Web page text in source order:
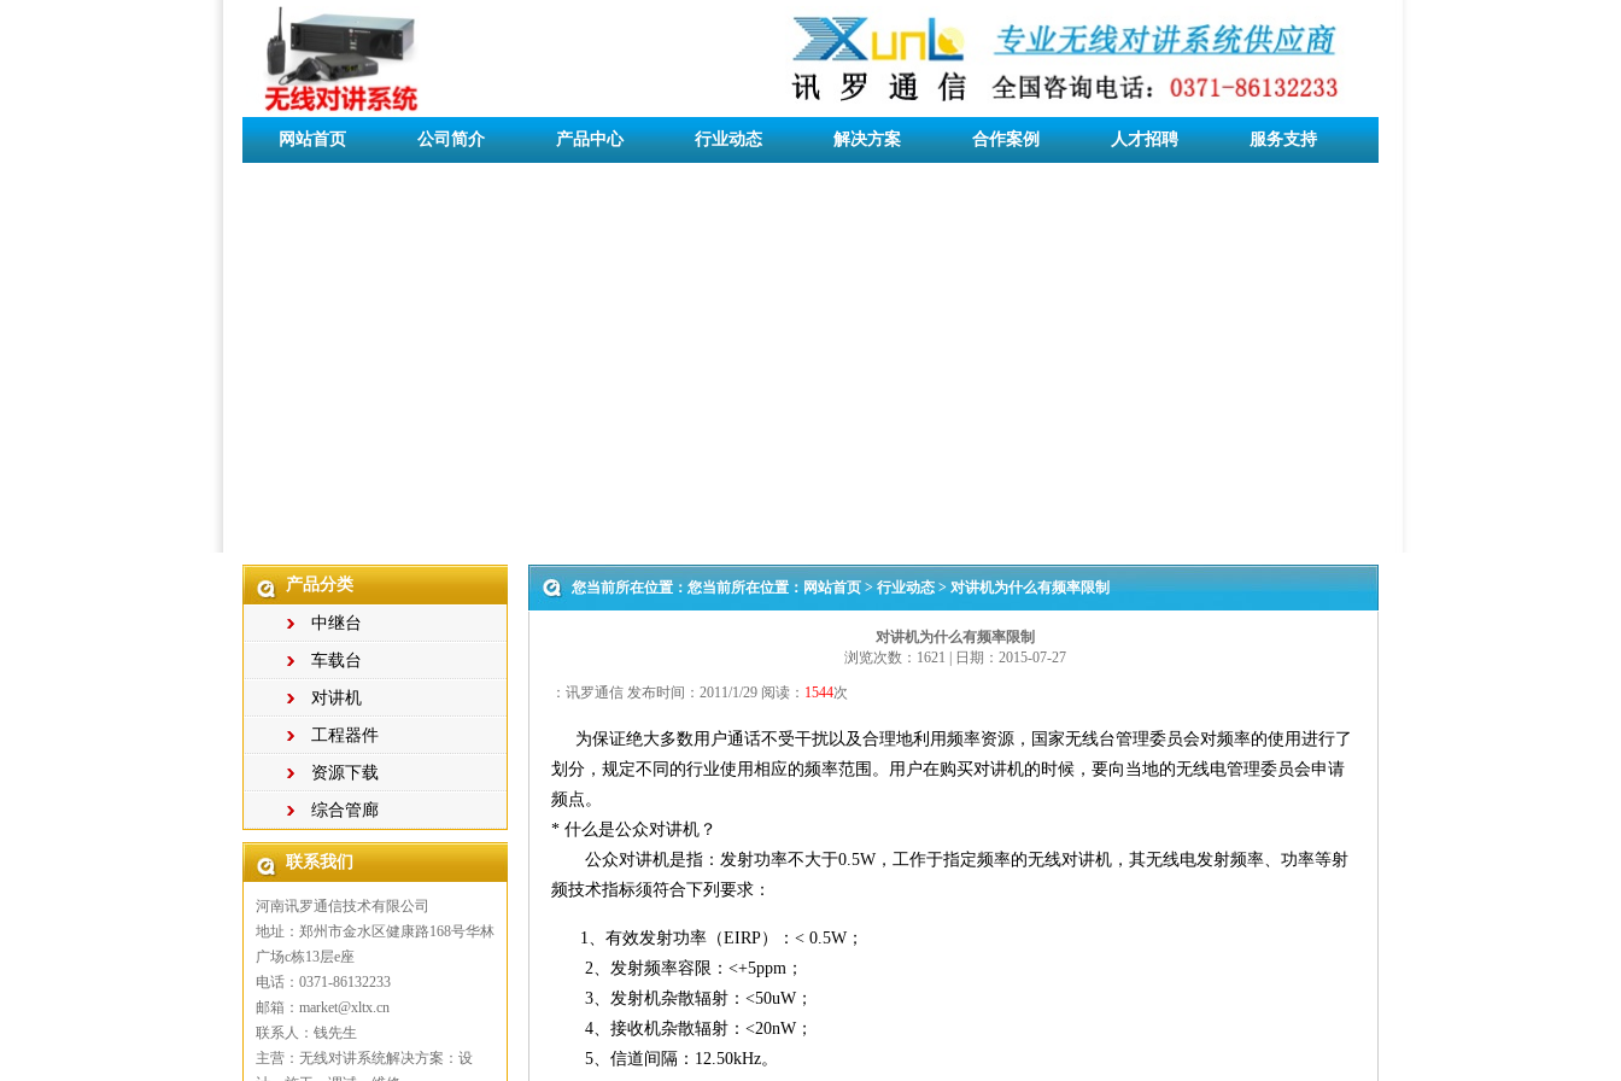
网站首页 公司简介 产品中心 行业动态 解决方案 合作案例 人才招聘 服务支持
产品分类
中继台
车载台
对讲机
工程器件
资源下载
综合管廊
联系我们
河南讯罗通信技术有限公司
地址：郑州市金水区健康路168号华林
广场c栋13层e座
电话：0371-86132233
邮箱：market@xltx.cn
联系人：钱先生
主营：无线对讲系统解决方案：设
您当前所在位置：您当前所在位置：网站首页>行业动态> 对讲机为什么有频率限制
对讲机为什么有频率限制
浏览次数：1621 | 日期：2015-07-27
：讯罗通信 发布时间：2011/1/29 阅读： 1544次
为保证绝大多数用户通话不受干扰以及合理地利用频率资源，国家无线台管理委员会对频率的使用进行了
划分，规定不同的行业使用相应的频率范围。用户在购买对讲机的时候，要向当地的无线电管理委员会申请
频点。
* 什么是公众对讲机？
公众对讲机是指：发射功率不大于0.5W，工作于指定频率的无线对讲机，其无线电发射频率、功率等射
频技术指标须符合下列要求：
1、有效发射功率（EIRP）：< 0.5W；
2、发射频率容限：<+5ppm；
3、发射机杂散辐射：<50uW；
4、接收机杂散辐射：<20nW；
5、信道间隔：12.50kHz。